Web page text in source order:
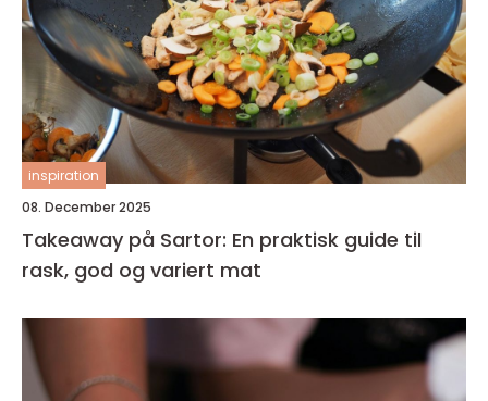
inspiration
08. December 2025
Takeaway på Sartor: En praktisk guide til
rask, god og variert mat